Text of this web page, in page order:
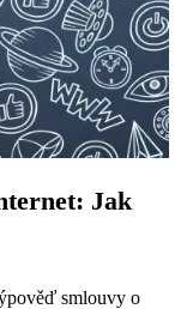
Jak
smlouvy o